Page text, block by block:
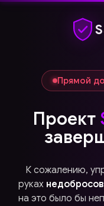
Прямой
Проект
К сожалению,
руках
на это было бы